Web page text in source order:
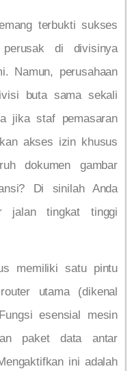
terbukti sukses
perusak di divisinya
Namun, perusahaan
buta sama sekali
jika staf pemasaran
akses izin khusus
dokumen gambar
Di sinilah Anda
jalan tingkat tinggi
memiliki satu pintu
utama (dikenal
esensial mesin
paket data antar
ini adalah